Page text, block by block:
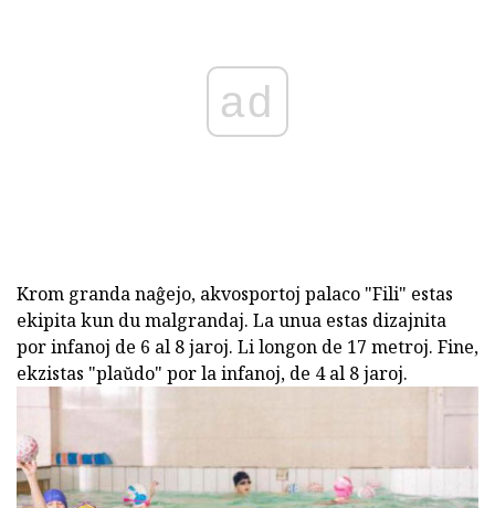
ad
Krom granda naĝejo, akvosportoj palaco "Fili" estas
ekipita kun du malgrandaj. La unua estas dizajnita
por infanoj de 6 al 8 jaroj. Li longon de 17 metroj. Fine,
ekzistas "plaŭdo" por la infanoj, de 4 al 8 jaroj.